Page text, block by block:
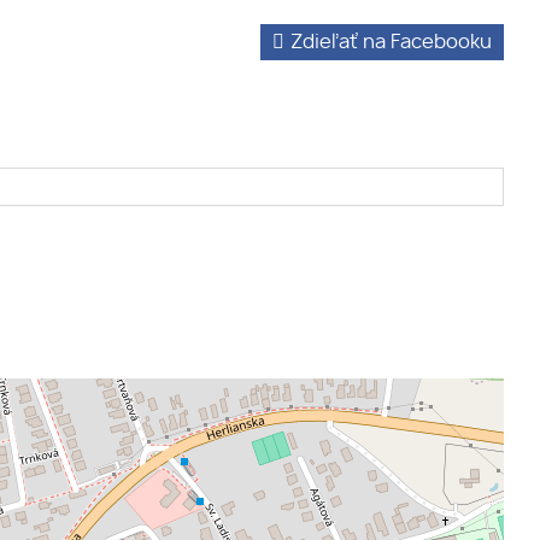
Zdieľať na Facebooku